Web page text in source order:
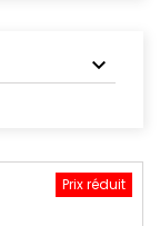
Prix réduit